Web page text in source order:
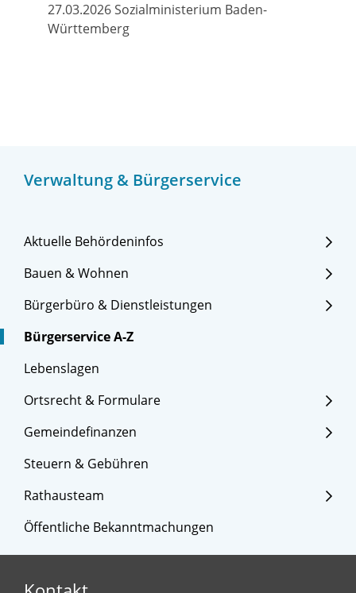
Verwaltung & Bürgerservice
Aktuelle Behördeninfos
Bauen & Wohnen
Bürgerbüro & Dienstleistungen
Bürgerservice A-Z
Lebenslagen
Ortsrecht & Formulare
Gemeindefinanzen
Steuern & Gebühren
Rathausteam
Öffentliche Bekanntmachungen
27.03.2026 Sozialministerium Baden-
Württemberg